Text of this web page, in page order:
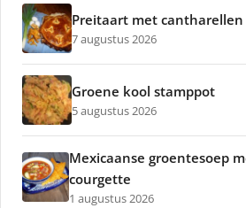
Preitaart met cantharellen
7 augustus 2026
Groene kool stamppot
5 augustus 2026
Mexicaanse groentesoep
courgette
1 augustus 2026